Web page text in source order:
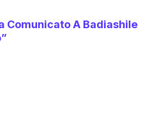
Comunicato A Badiashile